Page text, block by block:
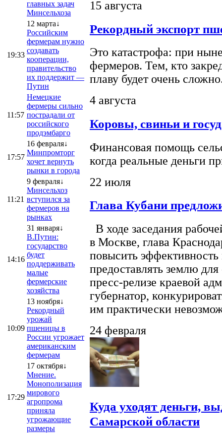
главных задач
Минсельхоза
19:33
12 марта↓
Российским
фермерам нужно
создавать
кооперации,
правительство
их поддержит —
Путин
11:57
Немецкие
фермеры сильно
пострадали от
российского
продэмбарго
17:57
16 февраля↓
Минпромторг
хочет вернуть
рынки в города
11:21
9 февраля↓
Минсельхоз
вступился за
фермеров на
рынках
14:16
31 января↓
В.Путин:
государство
будет
поддерживать
малые
фермерские
хозяйства
10:09
13 ноября↓
Рекордный
урожай
пшеницы в
России угрожает
американским
фермерам
17:29
17 октября↓
Мнение.
Монополизация
мирового
агропрома
приняла
угрожающие
размеры
15 августа
Рекордный экспорт
Это катастрофа: при
фермеров. Тем, кто
плаву будет очень
4 августа
Коровы, свиньи и
Финансовая помощь
когда реальные деньги
22 июля
Глава Кубани
В ходе заседания
в Москве, глава
повысить эффективность
предоставлять землю
пресс-релизе краевой
губернатор,
им практически
24 февраля
Куда уходят деньги,
Самарской области